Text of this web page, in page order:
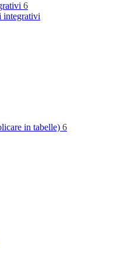
6
integrativi
in tabelle) 6